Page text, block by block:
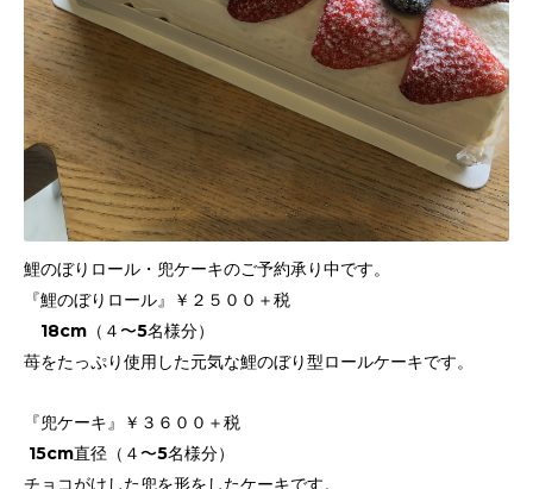
鯉のぼりロール・兜ケーキのご予約承り中です。
『鯉のぼりロール』￥２５００＋税
18cm（４〜5名様分）
苺をたっぷり使用した元気な鯉のぼり型ロールケーキです。
『兜ケーキ』￥３６００＋税
15cm直径（４〜5名様分）
チョコがけした兜を形をしたケーキです。